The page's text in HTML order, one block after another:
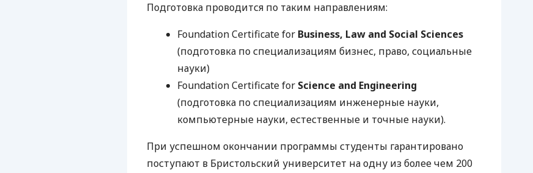
Подготовка проводится по таким направлениям:
Foundation Certificate for Business, Law and Social Sciences
(подготовка по специализациям бизнес, право, социальные
науки)
Foundation Certificate for Science and Engineering
(подготовка по специализациям инженерные науки,
компьютерные науки, естественные и точные науки).
При успешном окончании программы студенты гарантировано
поступают в Бристольский университет на одну из более чем 200